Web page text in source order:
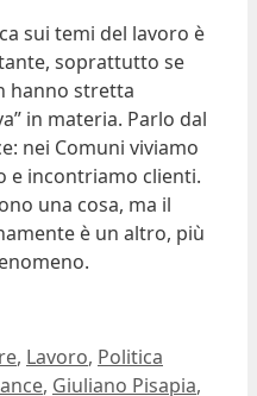
sui temi del lavoro è
soprattutto se
hanno stretta
in materia. Parlo dal
nei Comuni viviamo
e incontriamo clienti.
una cosa, ma il
è un altro, più
, Lavoro, Politica
, Giuliano Pisapia,